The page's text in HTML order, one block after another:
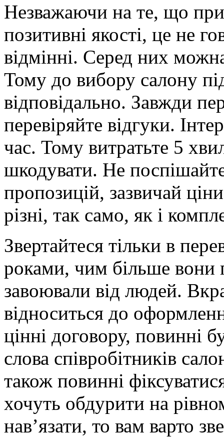
Незважаючи на те, що
позитивні якості, це не
відмінні. Серед них
Тому до вибору салону
відповідально. Завжди
перевіряйте відгуки.
час. Тому витратьте 5
шкодувати. Не поспішайте
пропозицій, зазвичай
різні, так само, як і
Звертайтеся тільки в
роками, чим більше вони
завоювали від людей.
відноситься до
цінні договору, повинні
слова співробітників
також повинні
хочуть обдурити на
нав’язати, то вам варто